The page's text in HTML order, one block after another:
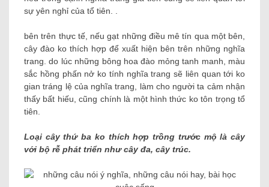
sự yên nghỉ của tổ tiên. .
bên trên thực tế, nếu gạt những điều mê tín qua một bên,
cây đào ko thích hợp để xuất hiện bên trên những nghĩa
trang. do lúc những bông hoa đào mỏng tanh manh, màu
sắc hồng phấn nở ko tính nghĩa trang sẽ liên quan tới ko
gian tráng lệ của nghĩa trang, làm cho người ta cảm nhận
thấy bất hiếu, cũng chính là một hình thức ko tôn trọng tổ
tiên.
Loại cây thứ ba ko thích hợp trồng trước mộ là cây
với bộ rễ phát triển như cây đa, cây trúc.